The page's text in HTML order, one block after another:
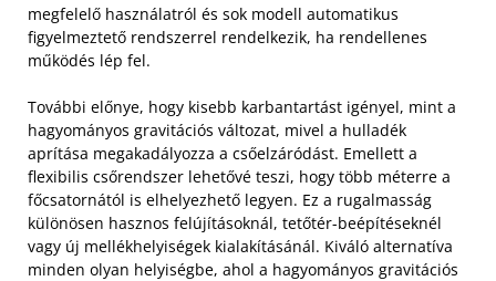
megfelelő használatról és sok modell automatikus
figyelmeztető rendszerrel rendelkezik, ha rendellenes
működés lép fel.
További előnye, hogy kisebb karbantartást igényel, mint a
hagyományos gravitációs változat, mivel a hulladék
aprítása megakadályozza a csőelzáródást. Emellett a
flexibilis csőrendszer lehetővé teszi, hogy több méterre a
főcsatornától is elhelyezhető legyen. Ez a rugalmasság
különösen hasznos felújításoknál, tetőtér-beépítéseknél
vagy új mellékhelyiségek kialakításánál. Kiváló alternatíva
minden olyan helyiségbe, ahol a hagyományos gravitációs